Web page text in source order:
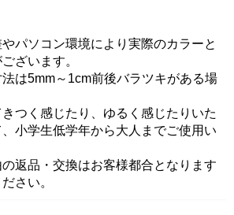
パソコン環境により実際のカラーと
ざいます。
は5mm～1cm前後バラツキがある場
つく感じたり、ゆるく感じたりいた
小学生低学年から大人までご使用い
返品・交換はお客様都合となります
さい。